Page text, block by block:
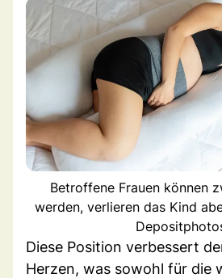
Betroffene Frauen können
werden, verlieren das Kind
Diese Position verbessert
Herzen, was sowohl für die